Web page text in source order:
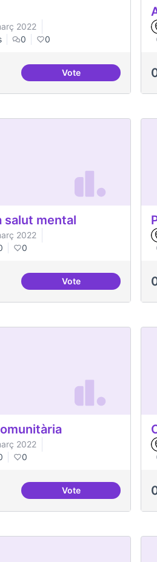
2022
0 0
VoteVilaveïna
salut mental
2022
0
VoteDia Mundial de la
2022
0
VotePodcast Radio